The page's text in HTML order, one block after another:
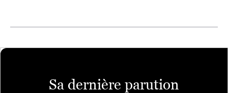
Sa dernière parution